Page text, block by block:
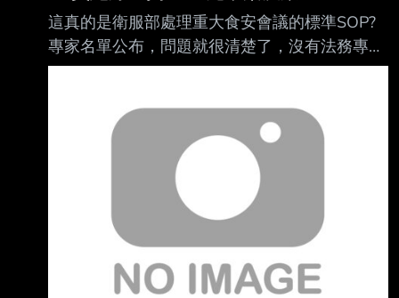
這真的是衛服部處理重大食安會議的標準SOP?
專家名單公布，問題就很清楚了，沒有法務專家
與會... 處理重大食安違法問題，一群人只討論最
自己是衛服部要依據食安法來依法行政的身分，
還是石崇良跟姜志剛自己可以對法規做背書? 這
一群專家就算不是法律專家，邏輯也是挺好的，
有毒原料有什麼關係，只要稀釋後就沒事了，因
為執行上有困難，所以就不要為難業者了，請業
者自主評估下架。 《食品安全衛生管理法》第
15 條第 1 項第 3 款 「食品或食品添加物有下列
情形之一者，不得製造、